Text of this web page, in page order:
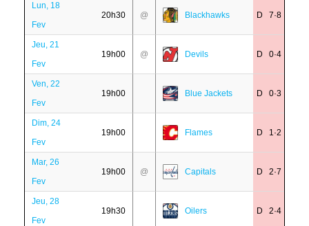
Lun, 18
Fev
20h30 @ Blackhawks D 7·8
Jeu, 21
Fev
19h00 @ Devils D 0·4
Ven, 22
Fev
19h00 Blue Jackets D 0·3
Dim, 24
Fev
19h00 Flames D 1·2
Mar, 26
Fev
19h00 @ Capitals D 2·7
Jeu, 28
Fev
19h30 Oilers D 2·4